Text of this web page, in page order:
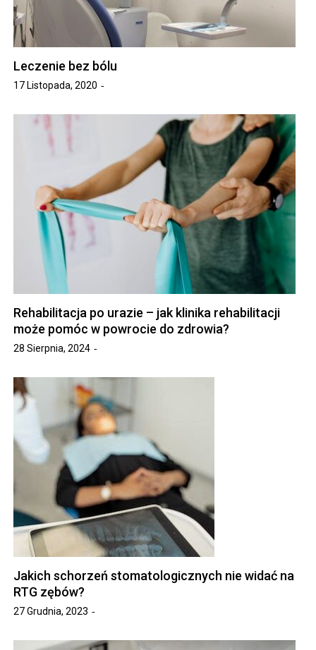
Leczenie bez bólu
17 Listopada, 2020
Rehabilitacja po urazie – jak klinika rehabilitacji
może pomóc w powrocie do zdrowia?
28 Sierpnia, 2024
Jakich schorzeń stomatologicznych nie widać na
RTG zębów?
27 Grudnia, 2023